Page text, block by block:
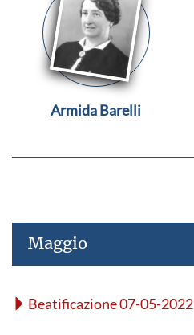
Armida Barelli
Maggio
Beatificazione 07-05-2022